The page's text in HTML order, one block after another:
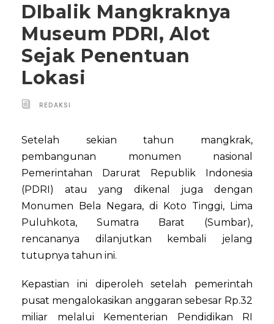
DIbalik Mangkraknya
Museum PDRI, Alot
Sejak Penentuan
Lokasi
REDAKSI
Setelah sekian tahun mangkrak,
pembangunan monumen nasional
Pemerintahan Darurat Republik Indonesia
(PDRI) atau yang dikenal juga dengan
Monumen Bela Negara, di Koto Tinggi, Lima
Puluhkota, Sumatra Barat (Sumbar),
rencananya dilanjutkan kembali jelang
tutupnya tahun ini.
Kepastian ini diperoleh setelah pemerintah
pusat mengalokasikan anggaran sebesar Rp.32
miliar melalui Kementerian Pendidikan RI